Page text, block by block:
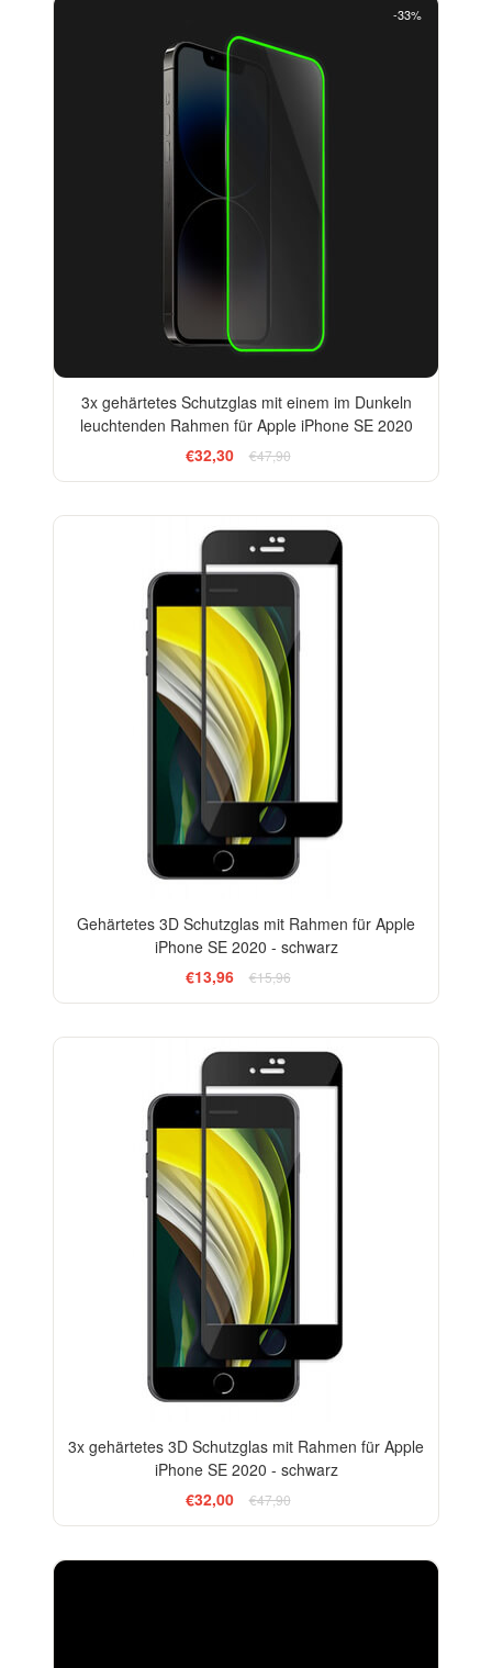
-33%
3x gehärtetes Schutzglas mit einem im Dunkeln
leuchtenden Rahmen für Apple iPhone SE 2020
€32,30
€47,90
Gehärtetes 3D Schutzglas mit Rahmen für Apple
iPhone SE 2020 - schwarz
€13,96
€15,96
3x gehärtetes 3D Schutzglas mit Rahmen für Apple
iPhone SE 2020 - schwarz
€32,00
€47,90